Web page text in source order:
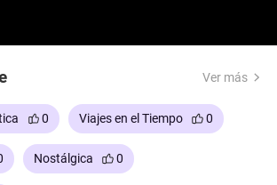
Ver más
0 Viajes en el Tiempo 0
Nostálgica 0